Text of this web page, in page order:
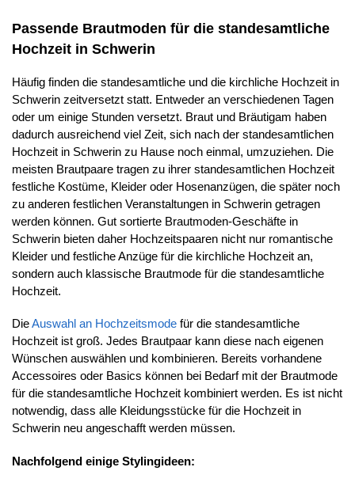
Passende Brautmoden für die standesamtliche
Hochzeit in Schwerin
Häufig finden die standesamtliche und die kirchliche Hochzeit in
Schwerin zeitversetzt statt. Entweder an verschiedenen Tagen
oder um einige Stunden versetzt. Braut und Bräutigam haben
dadurch ausreichend viel Zeit, sich nach der standesamtlichen
Hochzeit in Schwerin zu Hause noch einmal, umzuziehen. Die
meisten Brautpaare tragen zu ihrer standesamtlichen Hochzeit
festliche Kostüme, Kleider oder Hosenanzügen, die später noch
zu anderen festlichen Veranstaltungen in Schwerin getragen
werden können. Gut sortierte Brautmoden-Geschäfte in
Schwerin bieten daher Hochzeitspaaren nicht nur romantische
Kleider und festliche Anzüge für die kirchliche Hochzeit an,
sondern auch klassische Brautmode für die standesamtliche
Hochzeit.
DieAuswahl an Hochzeitsmode für die standesamtliche
Hochzeit ist groß. Jedes Brautpaar kann diese nach eigenen
Wünschen auswählen und kombinieren. Bereits vorhandene
Accessoires oder Basics können bei Bedarf mit der Brautmode
für die standesamtliche Hochzeit kombiniert werden. Es ist nicht
notwendig, dass alle Kleidungsstücke für die Hochzeit in
Schwerin neu angeschafft werden müssen.
Nachfolgend einige Stylingideen: